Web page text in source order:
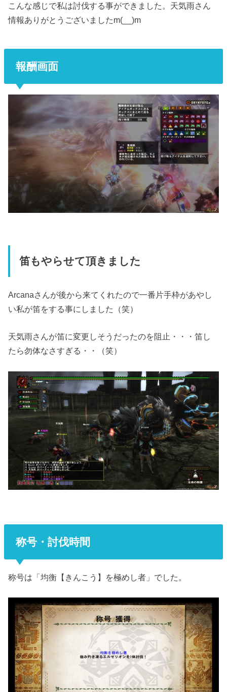
こんな感じで私は討伐する事ができました。天気雨さん
情報ありがとうございましたm(__)m
報酬画面
笛もやらせて頂きました
Arcanaさんが後から来てくれたので一番片手枠があやし
い私が笛をする事にしました（笑）
天気雨さんが笛に変更しそうだったのを阻止・・・笛し
たら勿体なさすぎる・・（笑）
称号・討伐時間
称号は「均衡【きんこう】を極めし者」でした。